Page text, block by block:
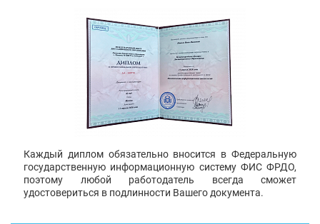
Каждый диплом обязательно вносится в Федеральную
государственную информационную систему ФИС ФРДО,
поэтому любой работодатель всегда сможет
удостовериться в подлинности Вашего документа.